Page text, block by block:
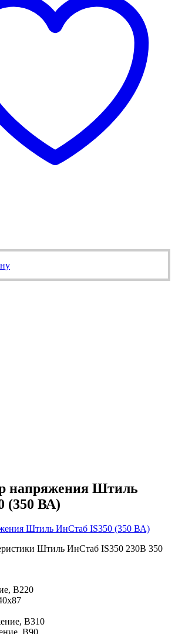
напряжения Штиль
(350 ВА)
Штиль ИнСтаб IS350 (350 ВА)
Штиль ИнСтаб IS350 230В 350
В220
В310